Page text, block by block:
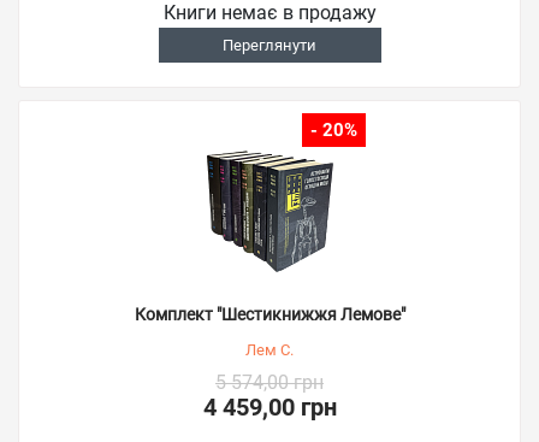
Книги немає в продажу
Переглянути
- 20%
Комплект "Шестикнижжя Лемове"
Лем С.
5 574,00 грн
4 459,00 грн